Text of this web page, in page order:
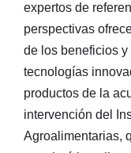
expertos de
perspectivas
de los beneficios
tecnologías
productos de la
intervención del
Agroalimentarias,